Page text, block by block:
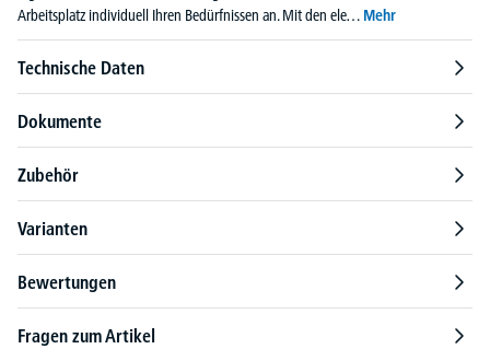
Arbeitsplatz individuell Ihren Bedürfnissen an. Mit den ele… Mehr
Technische Daten
Dokumente
Zubehör
Varianten
Bewertungen
Fragen zum Artikel